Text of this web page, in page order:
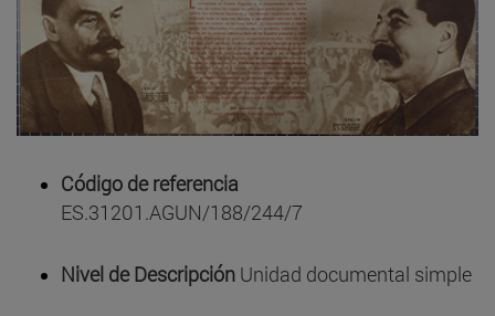
Código de referencia
ES.31201.AGUN/188/244/7
Nivel de Descripción Unidad documental simple